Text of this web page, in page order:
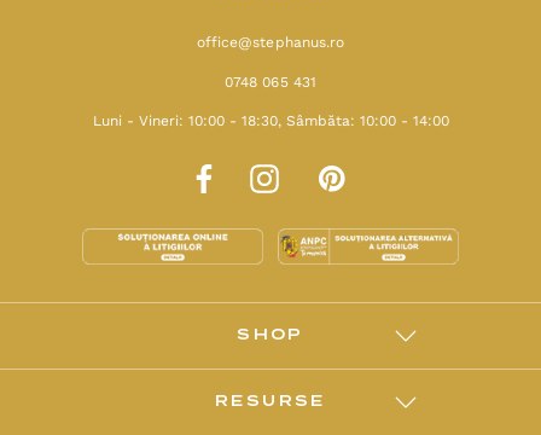
office@stephanus.ro
0748 065 431
Luni - Vineri: 10:00 - 18:30, Sâmbăta: 10:00 - 14:00
SHOP
RESURSE